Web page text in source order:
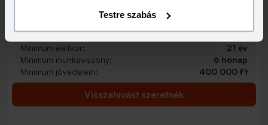
Testre szabás
KEDVEZMÉNY FELTÉTELEI
Minimum életkor:
21 év
Minimum munkaviszony:
6 hónap
Minimum jövedelem:
400 000 Ft
Visszahívást szeretnék